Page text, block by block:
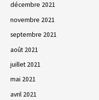
décembre 2021
novembre 2021
septembre 2021
août 2021
juillet 2021
mai 2021
avril 2021